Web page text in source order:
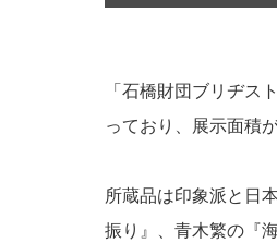
「石橋財団ブリヂ
っており、展示面積
所蔵品は印象派と日
振り』、青木繁の『